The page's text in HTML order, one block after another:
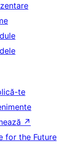
te
↗
for the Future